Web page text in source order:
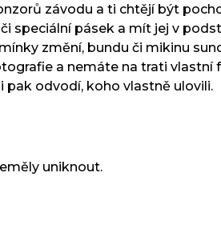
závodu a ti chtějí být
speciální pásek a mít jej v
změní, bundu či mikinu
a nemáte na trati vlastní
pak odvodí, koho vlastně ulovili.
uniknout.